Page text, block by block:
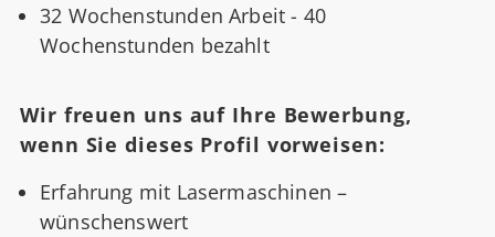
32 Wochenstunden Arbeit - 40
Wochenstunden bezahlt
Wir freuen uns auf Ihre Bewerbung,
wenn Sie dieses Profil vorweisen:
Erfahrung mit Lasermaschinen –
wünschenswert